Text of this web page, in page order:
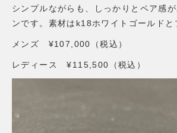
シンプルながらも、しっかりとペア感
ンです。素材はk18ホワイトゴールドと
メンズ ¥107,000（税込）
レディース ¥115,500（税込）